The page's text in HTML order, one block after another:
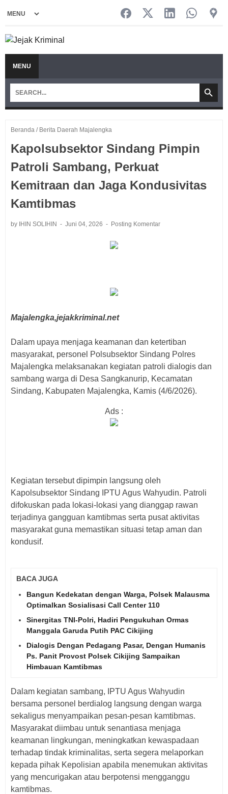
MENU
Beranda / Berita Daerah Majalengka
Kapolsubsektor Sindang Pimpin
Patroli Sambang, Perkuat
Kemitraan dan Jaga Kondusivitas
Kamtibmas ‎
by IHIN SOLIHIN Juni 04, 2026 Posting Komentar
Majalengka,jejakkriminal.net
‎Dalam upaya menjaga keamanan dan ketertiban
masyarakat, personel Polsubsektor Sindang Polres
Majalengka melaksanakan kegiatan patroli dialogis dan
sambang warga di Desa Sangkanurip, Kecamatan
Sindang, Kabupaten Majalengka, Kamis (4/6/2026).
Ads :
‎Kegiatan tersebut dipimpin langsung oleh
Kapolsubsektor Sindang IPTU Agus Wahyudin. Patroli
difokuskan pada lokasi-lokasi yang dianggap rawan
terjadinya gangguan kamtibmas serta pusat aktivitas
masyarakat guna memastikan situasi tetap aman dan
kondusif.
BACA JUGA
Bangun Kedekatan dengan Warga, Polsek Malausma
Optimalkan Sosialisasi Call Center 110
Sinergitas TNI-Polri, Hadiri Pengukuhan Ormas
Manggala Garuda Putih PAC Cikijing
Dialogis Dengan Pedagang Pasar, Dengan Humanis
Ps. Panit Provost Polsek Cikijing Sampaikan
Himbauan Kamtibmas ‎
‎Dalam kegiatan sambang, IPTU Agus Wahyudin
bersama personel berdialog langsung dengan warga
sekaligus menyampaikan pesan-pesan kamtibmas.
Masyarakat diimbau untuk senantiasa menjaga
keamanan lingkungan, meningkatkan kewaspadaan
terhadap tindak kriminalitas, serta segera melaporkan
kepada pihak Kepolisian apabila menemukan aktivitas
yang mencurigakan atau berpotensi mengganggu
kamtibmas.